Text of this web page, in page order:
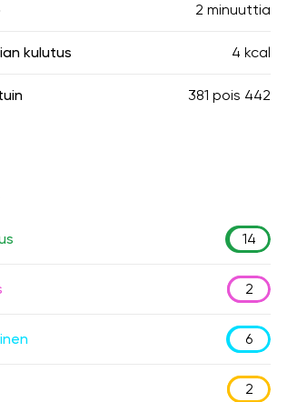
2 minuuttia
kulutus 4 kcal
381 pois 442
14
2
6
2